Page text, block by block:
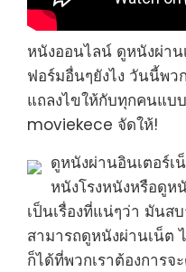
หนังออนไลน์ ดูหนังผ่า
ฟอร์มอื่นๆยังไง วันนี้พว
แถลงไขให้กับทุกคนแบ
moviekece จัดให้!
ดูหนังผ่านอินเตอร์
หนังโรงหนังหรือดูห
เป็นเรื่องที่แน่ๆว่า มันส
สามารถดูหนังผ่านเน็ต
ก็ได้ที่พวกเราต้องการ